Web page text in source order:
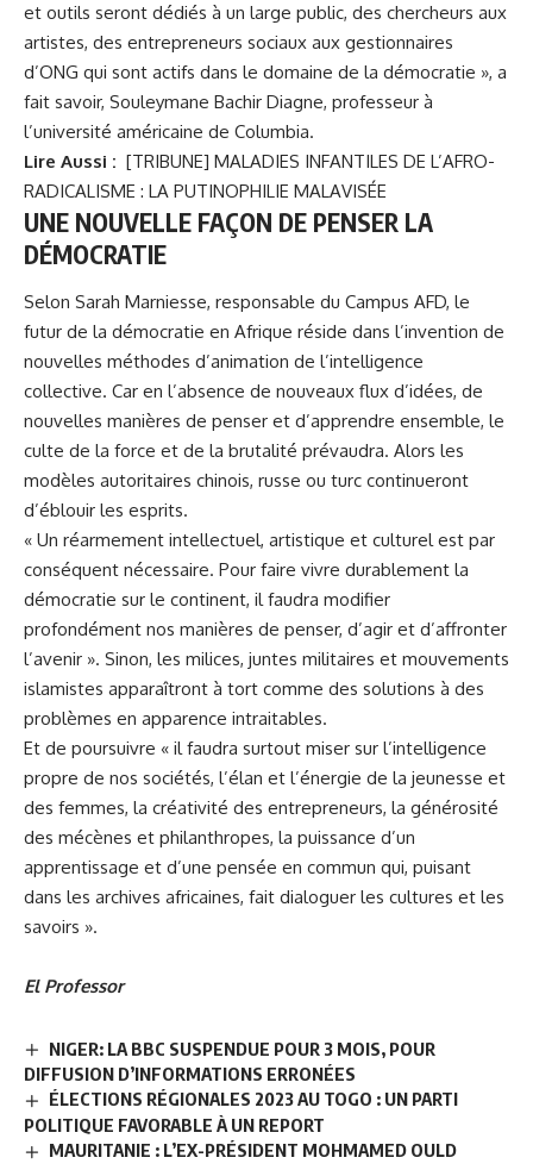
et outils seront dédiés à un large public, des chercheurs aux
artistes, des entrepreneurs sociaux aux gestionnaires
d’ONG qui sont actifs dans le domaine de la démocratie », a
fait savoir, Souleymane Bachir Diagne, professeur à
l’université américaine de Columbia.
Lire Aussi : [TRIBUNE] MALADIES INFANTILES DE L’AFRO-
RADICALISME : LA PUTINOPHILIE MALAVISÉE
UNE NOUVELLE FAÇON DE PENSER LA
DÉMOCRATIE
Selon Sarah Marniesse, responsable du Campus AFD, le
futur de la démocratie en Afrique réside dans l’invention de
nouvelles méthodes d’animation de l’intelligence
collective. Car en l’absence de nouveaux flux d’idées, de
nouvelles manières de penser et d’apprendre ensemble, le
culte de la force et de la brutalité prévaudra. Alors les
modèles autoritaires chinois, russe ou turc continueront
d’éblouir les esprits.
« Un réarmement intellectuel, artistique et culturel est par
conséquent nécessaire. Pour faire vivre durablement la
démocratie sur le continent, il faudra modifier
profondément nos manières de penser, d’agir et d’affronter
l’avenir ». Sinon, les milices, juntes militaires et mouvements
islamistes apparaîtront à tort comme des solutions à des
problèmes en apparence intraitables.
Et de poursuivre « il faudra surtout miser sur l’intelligence
propre de nos sociétés, l’élan et l’énergie de la jeunesse et
des femmes, la créativité des entrepreneurs, la générosité
des mécènes et philanthropes, la puissance d’un
apprentissage et d’une pensée en commun qui, puisant
dans les archives africaines, fait dialoguer les cultures et les
savoirs ».
El Professor
NIGER: LA BBC SUSPENDUE POUR 3 MOIS, POUR
DIFFUSION D’INFORMATIONS ERRONÉES
ÉLECTIONS RÉGIONALES 2023 AU TOGO : UN PARTI
POLITIQUE FAVORABLE À UN REPORT
MAURITANIE : L’EX-PRÉSIDENT MOHMAMED OULD